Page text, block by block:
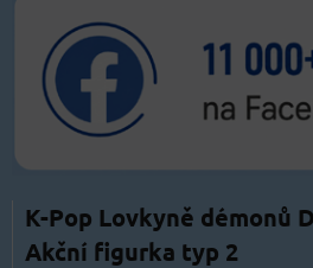
K-Pop Lovkyně démonů
Akční figurka typ 2